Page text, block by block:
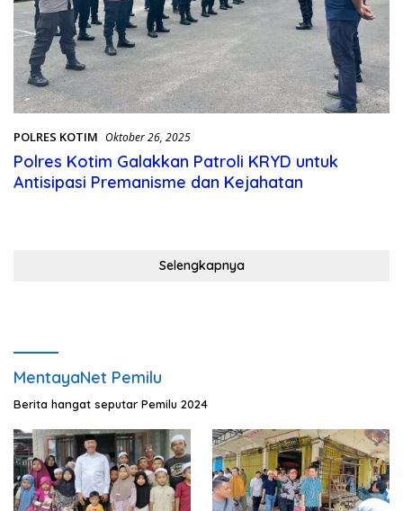
POLRES KOTIM Oktober 26, 2025
Polres Kotim Galakkan Patroli KRYD untuk
Antisipasi Premanisme dan Kejahatan
Selengkapnya
MentayaNet Pemilu
Berita hangat seputar Pemilu 2024